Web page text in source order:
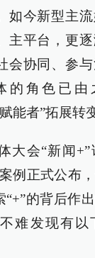
如今新型主
主平台，更
会协同、参
的角色已由
能者”拓展转
大会“新闻
例正式公布
的背后作
难发现有以